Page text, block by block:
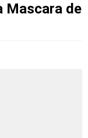
Mascara de